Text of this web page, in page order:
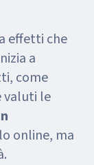
effetti che
a
come
valuti le
online, ma